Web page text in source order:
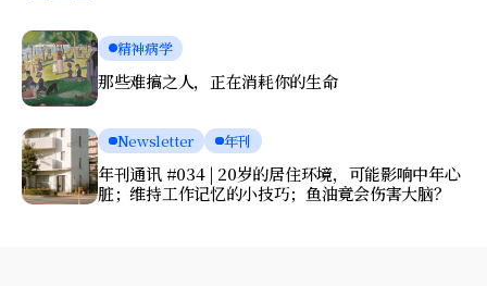
精神病学
那些难搞之人，正在消耗你的生命
Newsletter 年刊
年刊通讯 #034 | 20岁的居住环境，可能影响中年心
脏；维持工作记忆的小技巧；鱼油竟会伤害大脑？